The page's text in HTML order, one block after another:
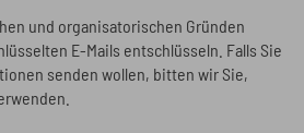
und organisatorischen Gründen
E-Mails entschlüsseln. Falls Sie
senden wollen, bitten wir Sie,